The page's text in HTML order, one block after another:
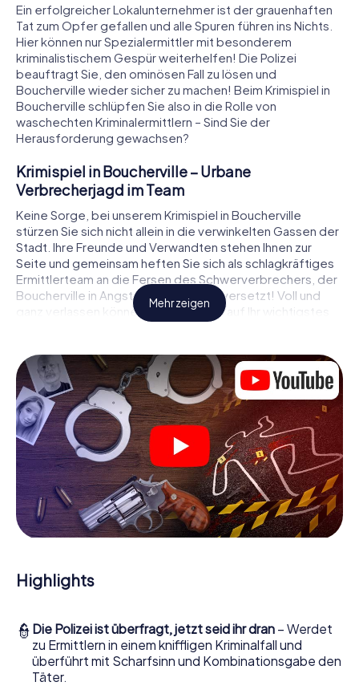
Ein erfolgreicher Lokalunternehmer ist der grauenhaften
Tat zum Opfer gefallen und alle Spuren führen ins Nichts.
Hier können nur Spezialermittler mit besonderem
kriminalistischem Gespür weiterhelfen! Die Polizei
beauftragt Sie, den ominösen Fall zu lösen und
Boucherville wieder sicher zu machen! Beim Krimispiel in
Boucherville schlüpfen Sie also in die Rolle von
waschechten Kriminalermittlern – Sind Sie der
Herausforderung gewachsen?
Krimispiel in Boucherville – Urbane
Verbrecherjagd im Team
Keine Sorge, bei unserem Krimispiel in Boucherville
stürzen Sie sich nicht allein in die verwinkelten Gassen der
Stadt. Ihre Freunde und Verwandten stehen Ihnen zur
Seite und gemeinsam heften Sie sich als schlagkräftiges
Ermittlerteam an die Fersen des Schwerverbrechers, der
Boucherville in Angst und Schrecken versetzt! Voll und
ganz verlassen können Sie sich dabei auf Ihr wichtigstes
Ermittlerutensil, Ihr Smartphone. Mittels GPS-Navigation
zahlreichen Schauplätzen in Boucherville, die mit der Tat in
Verbindung stehen, und schließlich zum Mörder. An jedem
Ort knacken Sie knifflige Rätsel und kommen so Stück für
Stück der Lösung des Falls immer näher. Anders als bei
einem klassischen Krimi Dinner in Boucherville bestimmen
also Sie das Geschehen, bewegen sich an der frischen
Luft und entdecken obendrein die Stadt mit ganz neuen
Augen.
Mitmachkrimi in Boucherville - Die interaktive
Krimi Tour
Ob Videoschalte zu einem Zeugen, geheimes
Mitmachkrimi nutzt sämtliche multimedialen Fähigkeiten
Ihres Handgeräts. Das Krimispiel in Boucherville holt aber
auch aus Ihnen und Ihren Mitstreitern verborgene Talente
heraus! Sie schlüpfen in spannende Rollen und meistern
Mehr zeigen
Highlights
👮 Die Polizei ist überfragt, jetzt seid ihr dran – Werdet
zu Ermittlern in einem kniffligen Kriminalfall und
überführt mit Scharfsinn und Kombinationsgabe den
Täter.